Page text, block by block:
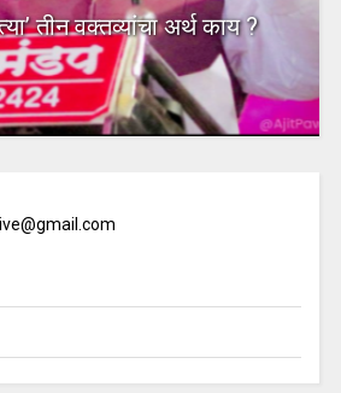
तीन वक्तव्यांचा अर्थ काय ?